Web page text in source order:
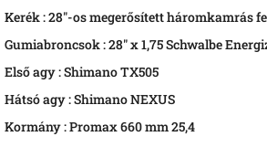
Kerék :28"-os megerősített háromkamrás
Gumiabroncsok :28" x 1,75 Schwalbe
Első agy :Shimano TX505
Hátsó agy :Shimano NEXUS
Kormány :Promax 660 mm 25,4